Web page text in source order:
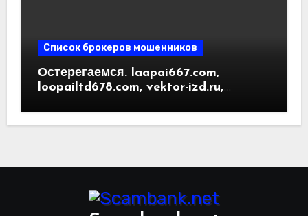
Список брокеров мошенников
Остерегаемся. laapai667.com,
loopailtd678.com, vektor-izd.ru,